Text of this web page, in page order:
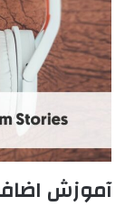
آموزش